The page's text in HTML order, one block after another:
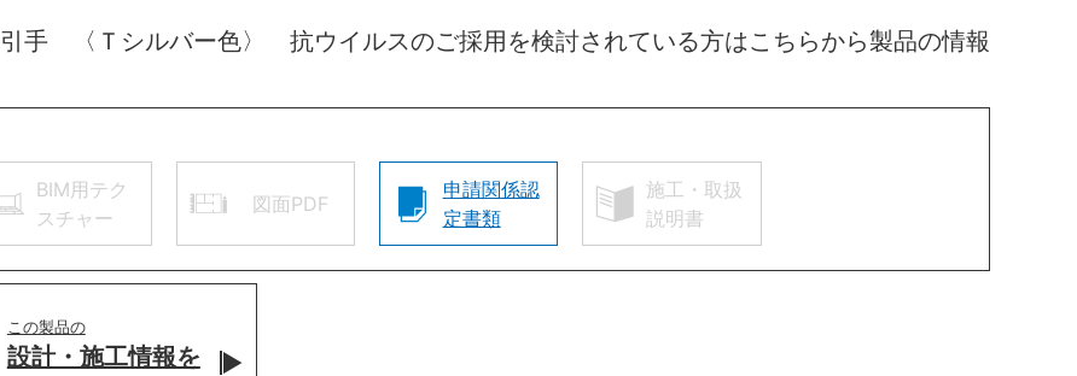
〈Ｔシルバー色〉 抗ウイルスのご採用を検討されている方はこちらから製品の情報
BIM用テク
スチャー
図面PDF
申請関係認
定書類
施工・取扱
説明書
この製品の
設計・施工情報を